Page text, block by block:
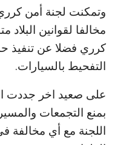
مخالفا لقوانين البلاد
كرري فضلا عن تنفيذ
التفحيط بالسيارات.
على صعيد اخر جددت
بمنع التجمعات
اللجنة مع أي مخالفة